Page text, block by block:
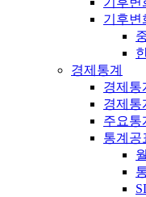
기후변
경제통계
경제통
경제통
주요통
통계공